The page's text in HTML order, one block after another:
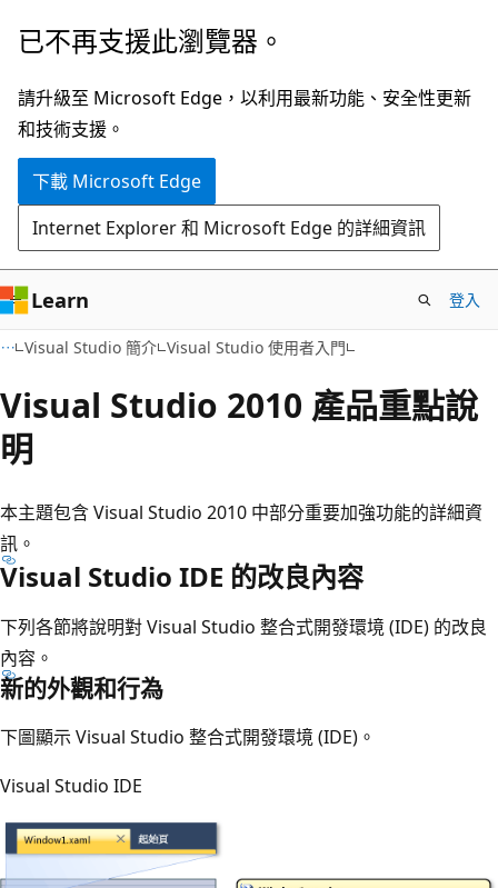
跳
主
要
內
已不再支援此瀏覽器。
請升級至 Microsoft Edge，以利用最新功能、安全性更新
和技術支援。
下載 Microsoft Edge
Internet Explorer 和 Microsoft Edge 的詳細資訊
Learn 登入
Visual Studio 簡介 Visual Studio 使用者入門
Visual Studio 2010 產品重點說
明
本主題包含 Visual Studio 2010 中部分重要加強功能的詳細資
訊。
Visual Studio IDE 的改良內容
下列各節將說明對 Visual Studio 整合式開發環境 (IDE) 的改良
內容。
新的外觀和行為
下圖顯示 Visual Studio 整合式開發環境 (IDE)。
Visual Studio IDE